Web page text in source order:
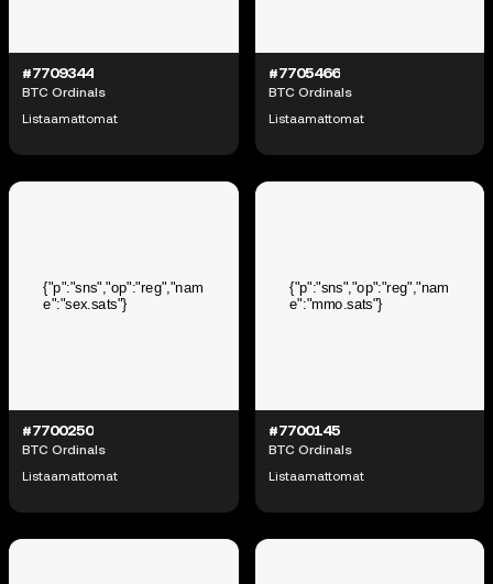
#7709344
BTC Ordinals
Listaamattomat
#7705466
BTC Ordinals
Listaamattomat
#7700250
BTC Ordinals
Listaamattomat
#7700145
BTC Ordinals
Listaamattomat